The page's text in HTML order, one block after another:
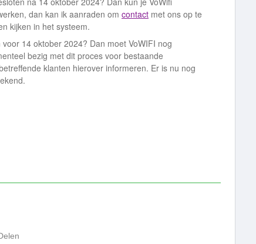
dan kan ik aanraden om contact met ons op te
kijken in het systeem.
14 oktober 2024? Dan moet VoWIFI nog
bezig met dit proces voor bestaande
klanten hierover informeren. Er is nu nog